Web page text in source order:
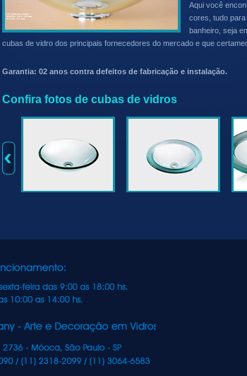
Aqui você
cores, tudo
banheiro, seja
cubas de vidro dos principais fornecedores do mercado e que
Garantia: 02 anos contra defeitos de fabricação e instalação.
Confira fotos de cubas de vidros